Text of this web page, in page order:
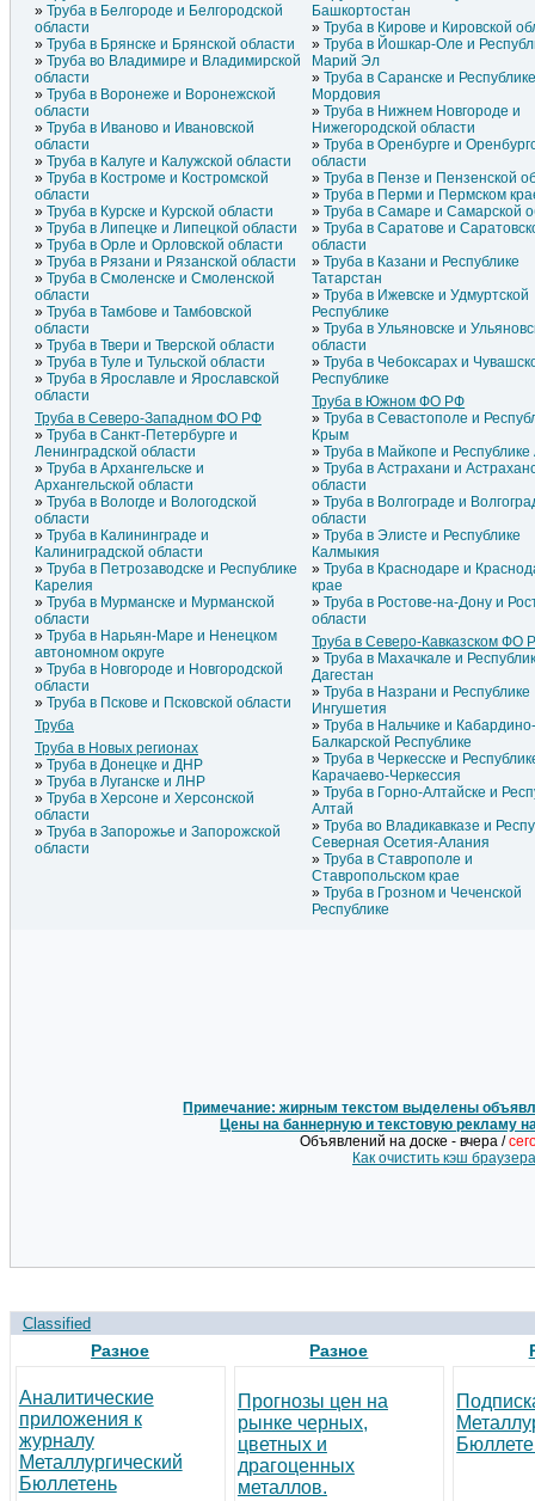
Труба в Молдавии Труба в Грузии
Труба в Белгороде и Белгородской
области
Труба в Брянске и Брянской области
Труба во Владимире и Владимирской
области
Труба в Воронеже и Воронежской
области
Труба в Иваново и Ивановской
области
Труба в Калуге и Калужской области
Труба в Костроме и Костромской
области
Труба в Курске и Курской области
Труба в Липецке и Липецкой области
Труба в Орле и Орловской области
Труба в Рязани и Рязанской области
Труба в Смоленске и Смоленской
области
Труба в Тамбове и Тамбовской
области
Труба в Твери и Тверской области
Труба в Туле и Тульской области
Труба в Ярославле и Ярославской
области
Труба в Северо-Западном ФО РФ
Труба в Санкт-Петербурге и
Ленинградской области
Труба в Архангельске и
Архангельской области
Труба в Вологде и Вологодской
области
Труба в Калининграде и
Калиниградской области
Труба в Петрозаводске и Республике
Карелия
Труба в Мурманске и Мурманской
области
Труба в Нарьян-Маре и Ненецком
автономном округе
Труба в Новгороде и Новгородской
области
Труба в Пскове и Псковской области
Труба
Труба в Новых регионах
Труба в Донецке и ДНР
Труба в Луганске и ЛНР
Труба в Херсоне и Херсонской
области
Труба в Запорожье и Запорожской
области
Башкортостан
Труба в Кирове и Кировской
Труба в Йошкар-Оле и
Марий Эл
Труба в Саранске и
Мордовия
Труба в Нижнем Новгороде и
Нижегородской области
Труба в Оренбурге и
области
Труба в Пензе и Пензенской
Труба в Перми и Пермском
Труба в Самаре и Самарской
Труба в Саратове и
области
Труба в Казани и Республике
Татарстан
Труба в Ижевске и Удмуртской
Республике
Труба в Ульяновске и
области
Труба в Чебоксарах и
Республике
Труба в Южном ФО РФ
Труба в Севастополе и
Крым
Труба в Майкопе и
Труба в Астрахани и
области
Труба в Волгограде и
области
Труба в Элисте и Республике
Калмыкия
Труба в Краснодаре и
крае
Труба в Ростове-на-Дону и
области
Труба в Северо-Кавказском ФО
Труба в Махачкале и
Дагестан
Труба в Назрани и Республике
Ингушетия
Труба в Нальчике и
Балкарской Республике
Труба в Черкесске и
Карачаево-Черкессия
Труба в Горно-Алтайске и
Алтай
Труба во Владикавказе и
Северная Осетия-Алания
Труба в Ставрополе и
Ставропольском крае
Труба в Грозном и Чеченской
Республике
Примечание: жирным текстом выделены
Цены на баннерную и текстовую рекламу
Объявлений на доске - вчера /
Как очистить кэш
Classified
Разное
Аналитические
приложения к
журналу
Металлургический
Бюллетень
Разное
Прогнозы цен на
рынке черных,
цветных и
драгоценных
металлов.